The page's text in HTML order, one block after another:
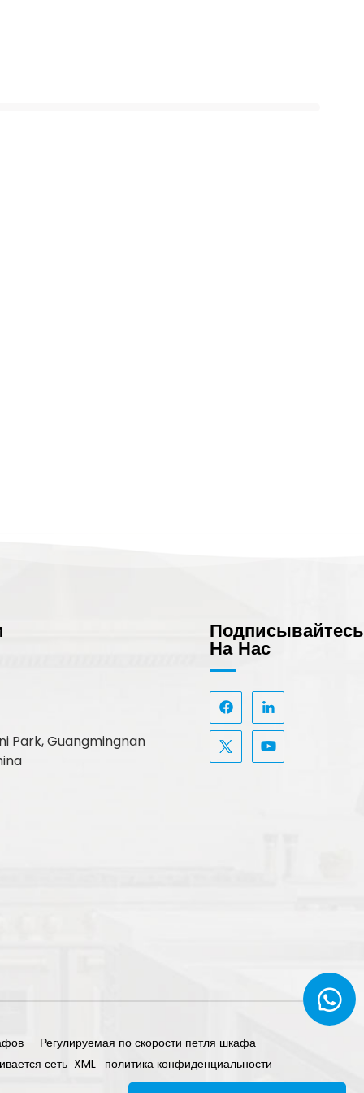
Park, Guangmingnan
Подписывайтесь
На Нас
Регулируемая по скорости петля шкафа
сеть XML политика конфиденциальности